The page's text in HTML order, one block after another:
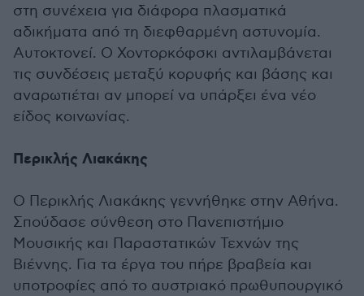
στη συνέχεια για διάφορα πλασματικά
αδικήματα από τη διεφθαρμένη αστυνομία.
Αυτοκτονεί. Ο Χοντορκόφσκι αντιλαμβάνεται
τις συνδέσεις μεταξύ κορυφής και βάσης και
αναρωτιέται αν μπορεί να υπάρξει ένα νέο
είδος κοινωνίας.
Περικλής Λιακάκης
Ο Περικλής Λιακάκης γεννήθηκε στην Αθήνα.
Σπούδασε σύνθεση στο Πανεπιστήμιο
Μουσικής και Παραστατικών Τεχνών της
Βιέννης. Για τα έργα του πήρε βραβεία και
υποτροφίες από το αυστριακό πρωθυπουργικό